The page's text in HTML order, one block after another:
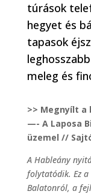
túrások
hegyet és
tapasok
meleg és
>> Megnyílt a
—- A Laposa
üzemel //
A Hableány
folytatódik. Ez
Balatonról, a